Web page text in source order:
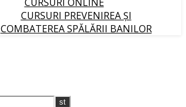
CURSURI PREVENIREA ȘI
COMBATEREA SPĂLĂRII BANILOR